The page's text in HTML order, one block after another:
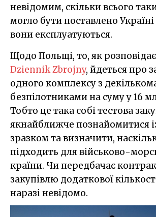
невідомим, скільки всього
могло бути поставлено Україні
вони експлуатуються.
Щодо Польщі, то, як
Dziennik Zbrojny, йдеться про
одного комплексу з
безпілотниками на суму у 16
Тобто це така собі тестова
якнайближче познайомитися
зразком та визначити,
підходить для військово-
країни. Чи передбачає
закупівлю додаткової
наразі невідомо.